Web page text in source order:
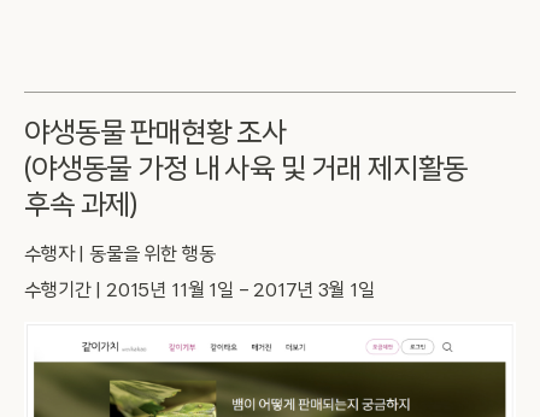
야생동물 판매현황 조사
(야생동물 가정 내 사육 및 거래 제지활동
후속 과제)
수행자 | 동물을 위한 행동
수행기간 | 2015년 11월 1일 – 2017년 3월 1일